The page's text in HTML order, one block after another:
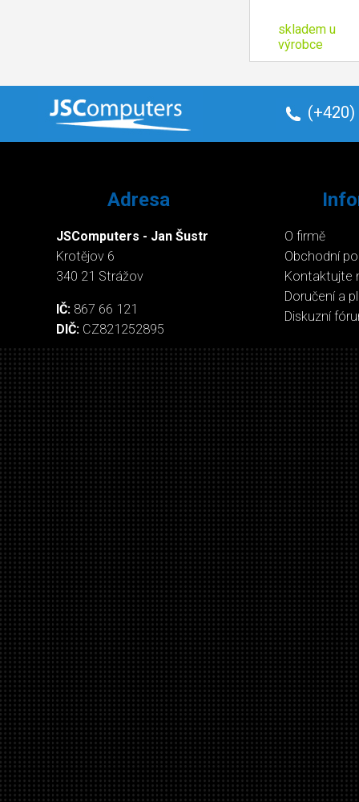
skladem u
výrobce
(+420)
Adresa
JSComputers - Jan Šustr
Krotějov 6
340 21 Strážov
IČ: 867 66 121
DIČ: CZ821252895
O firmě
Obchodní
Kontaktujte
Doručení a
Diskuzní